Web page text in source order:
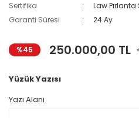
Sertifika
Law Pırlanta
Garanti Süresi
24 Ay
%45 250.000,00 TL
Yüzük Yazısı
Yazı Alanı